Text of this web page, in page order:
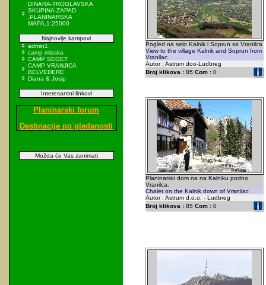
DINARA-TROGLAVSKA
SKUPINA-ZAPAD
,PLANINARSKA
MAPA,1:25000
Najnovije kampovi
admin1
camp mlaska
CAMP SEGET
CAMP VRANJICA
BELVEDERE
Diana & Josip
Interesantni linkovi
Planinarski forum
Destinacije po gledanosti
Možda će Vas zanimati
Pogled na selo Kalnik i Soprun sa Vranilca
View to the village Kalnik and Soprun from
Vranilac
Autor : Astrum doo-Ludbreg
Broj klikova :85 Com :0
Planinarski dom na na Kalniku podno
Vranilca.
Chalet on the Kalnik down of Vranilac
Autor : Astrum d.o.o. - Ludbreg
Broj klikova :85 Com :0